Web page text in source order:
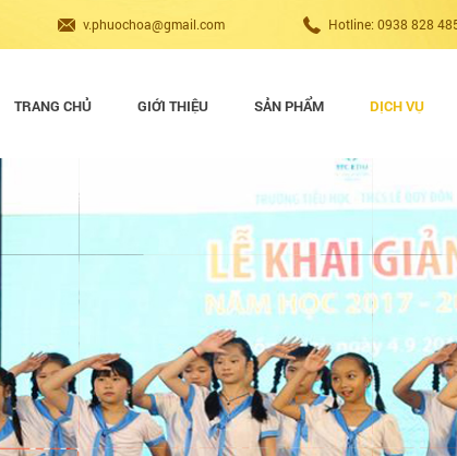
v.phuochoa@gmail.com Hotline: 0938 828
TRANG CHỦ GIỚI THIỆU SẢN PHẨM DỊCH VỤ